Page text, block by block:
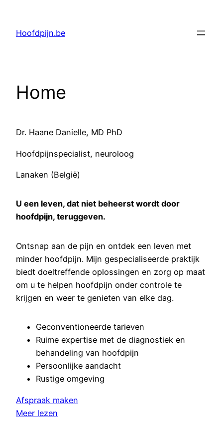
Hoofdpijn.be
Home
Dr. Haane Danielle, MD PhD
Hoofdpijnspecialist, neuroloog
Lanaken (België)
U een leven, dat niet beheerst wordt door
hoofdpijn, teruggeven.
Ontsnap aan de pijn en ontdek een leven met
minder hoofdpijn. Mijn gespecialiseerde praktijk
biedt doeltreffende oplossingen en zorg op maat
om u te helpen hoofdpijn onder controle te
krijgen en weer te genieten van elke dag.
Geconventioneerde tarieven
Ruime expertise met de diagnostiek en
behandeling van hoofdpijn
Persoonlijke aandacht
Rustige omgeving
Afspraak maken
Meer lezen